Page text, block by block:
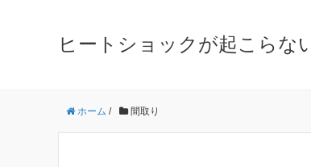
ヒートショックが起こらな
ホーム / 間取り